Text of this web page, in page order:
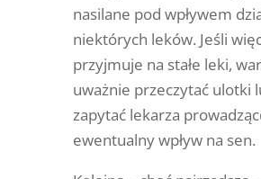
nasilane pod wpływem
niektórych leków. Jeśli
przyjmuje na stałe leki,
uważnie przeczytać ulotki
zapytać lekarza
ewentualny wpływ na sen.